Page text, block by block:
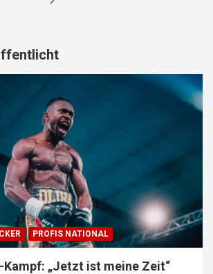
PROFIS NATIONAL
Kampf: „Jetzt ist meine Zeit“